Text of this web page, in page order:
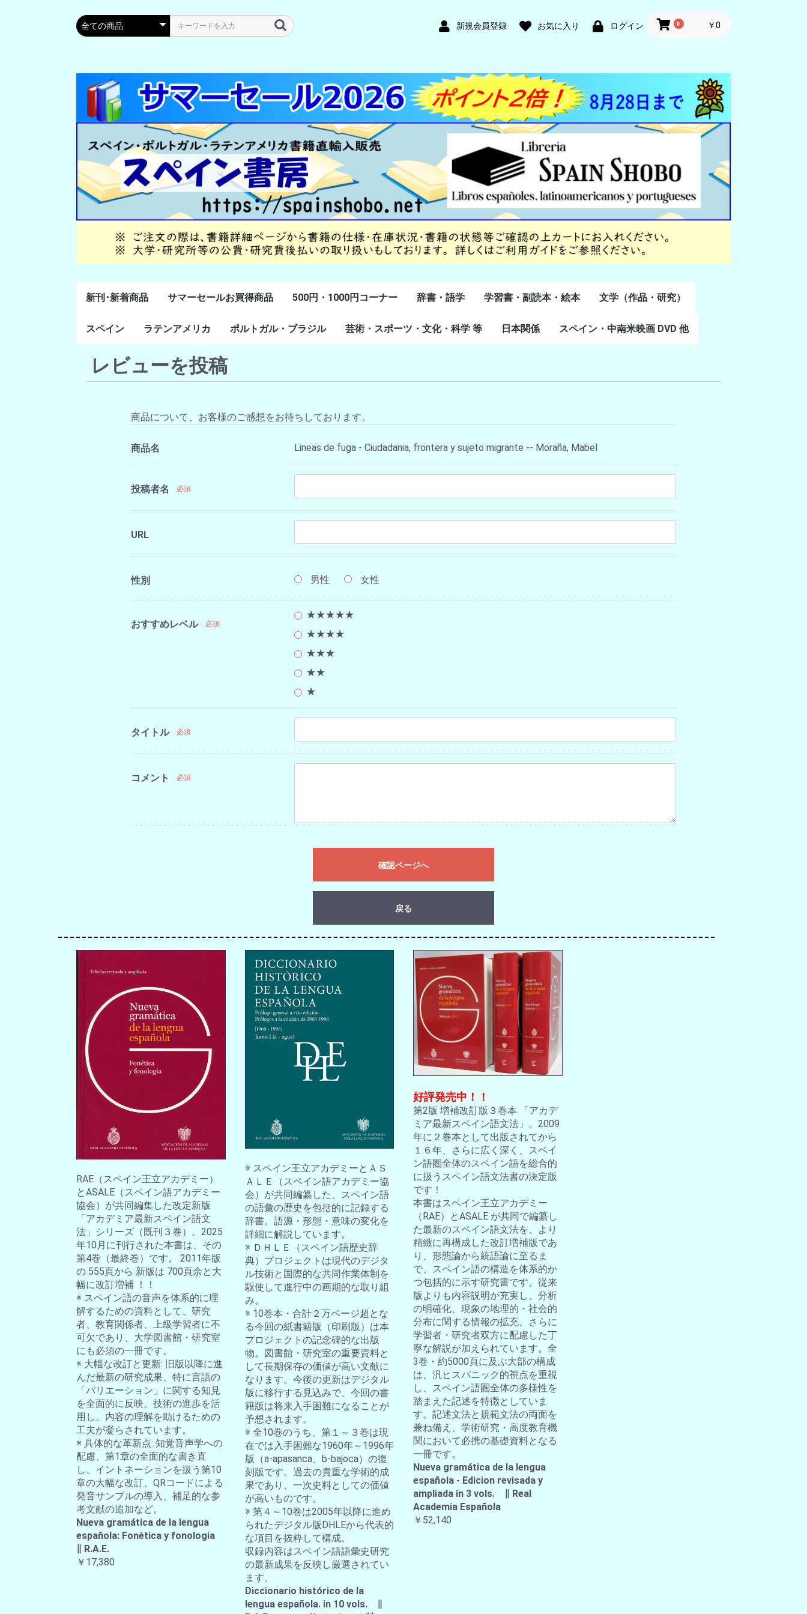
新規会員登録 お気に入り ログイン 0 ￥0
新刊･新着商品 サマーセールお買得商品 500円・1000円コーナー 辞書・語学
スペイン語
ポルトガル語
Lenguas Ibericas
Lenguas Indigenas
スペインの教科書
その他
学習書・副読本・絵本
学習教材
副読本教材
絵本・児童書
文学（作品・研究）
スペイン語文学
ポルトガル語文学
カタルーニャ文学
バスク文学
その他
スペイン
通史・全般
８～１５世紀
１６～１８世紀
１８世紀末～２０世紀
前半
20世紀後半以降
ラテンアメリカ
ラテン・アメリカ全般
メキシコ研究
中米・カリブ研究
キューバ研究
南米諸国
ペルー研究
チリ研究
アルゼンチン研究
ポルトガル・ブラジル 芸術・スポーツ・文化・科学 等 日本関係 スペイン・中南米映画 DVD 他
レビューを投稿
商品について、お客様のご感想をお待ちしております。
商品名 Lineas de fuga - Ciudadania, frontera y sujeto migrante -- Moraña, Mabel
投稿者名 必須
URL
性別 男性 女性
おすすめレベル 必須
★★★★★
★★★★
★★★
★★
★
タイトル 必須
コメント 必須
確認ページへ
戻る
RAE（スペイン王立アカデミー）
とASALE（スペイン語アカデミー
協会）が共同編集した改定新版
「アカデミア最新スペイン語文
法」シリーズ（既刊３巻）。2025
年10月に刊行された本書は、その
第4巻（最終巻）です。 2011年版
の 555頁から 新版は 700頁余と大
幅に改訂増補 ！！
※ スペイン語の音声を体系的に理
解するための資料として、研究
者、教育関係者、上級学習者に不
可欠であり、大学図書館・研究室
にも必須の一冊です。
※ 大幅な改訂と更新: 旧版以降に進
んだ最新の研究成果、特に言語の
「バリエーション」に関する知見
を全面的に反映。技術の進歩を活
用し、内容の理解を助けるための
工夫が凝らされています。
※ 具体的な革新点: 知覚音声学への
配慮、第1章の全面的な書き直
し、イントネーションを扱う第10
章の大幅な改訂、QRコードによる
発音サンプルの導入、補足的な参
考文献の追加など。
Nueva gramática de la lengua
española: Fonética y fonologia
∥ R.A.E.
￥17,380
※ スペイン王立アカデミーとＡＳ
ＡＬＥ（スペイン語アカデミー協
会）が共同編纂した、スペイン語
の語彙の歴史を包括的に記録する
辞書。語源・形態・意味の変化を
詳細に解説しています。
※ ＤＨＬＥ（スペイン語歴史辞
典）プロジェクトは現代のデジタ
ル技術と国際的な共同作業体制を
駆使して進行中の画期的な取り組
み。
※ 10巻本・合計２万ページ超とな
る今回の紙書籍版（印刷版）は本
プロジェクトの記念碑的な出版
物。図書館・研究室の重要資料と
して長期保存の価値が高い文献に
なります。今後の更新はデジタル
版に移行する見込みで、今回の書
籍版は将来入手困難になることが
予想されます。
※ 全10巻のうち、第１～３巻は現
在では入手困難な1960年～1996年
版（a-apasanca、b-bajoca）の復
刻版です。過去の貴重な学術的成
果であり、一次史料としての価値
が高いものです。
※ 第４～10巻は2005年以降に進め
られたデジタル版DHLEから代表的
な項目を抜粋して構成。
収録内容はスペイン語語彙史研究
の最新成果を反映し厳選されてい
ます。
Diccionario histórico de la
lengua española. in 10 vols. ∥
好評発売中！！
第2版 増補改訂版３巻本 「アカデ
ミア最新スペイン語文法」。2009
年に２巻本として出版されてから
１６年、さらに広く深く、スペイ
ン語圏全体のスペイン語を総合的
に扱うスペイン語文法書の決定版
です！
本書はスペイン王立アカデミー
（RAE）とASALE が共同で編纂し
た最新のスペイン語文法を、より
精緻に再構成した改訂増補版であ
り、形態論から統語論に至るま
で、スペイン語の構造を体系的か
つ包括的に示す研究書です。従来
版よりも内容説明が充実し、分析
の明確化、現象の地理的・社会的
分布に関する情報の拡充、さらに
学習者・研究者双方に配慮した丁
寧な解説が加えられています。全
3巻・約5000頁に及ぶ大部の構成
は、汎ヒスパニック的視点を重視
し、スペイン語圏全体の多様性を
踏まえた記述を特徴としていま
す。記述文法と規範文法の両面を
兼ね備え、学術研究・高度教育機
関において必携の基礎資料となる
一冊です。
Nueva gramática de la lengua
española - Edicion revisada y
ampliada in 3 vols. ∥ Real
Academia Española
￥52,140